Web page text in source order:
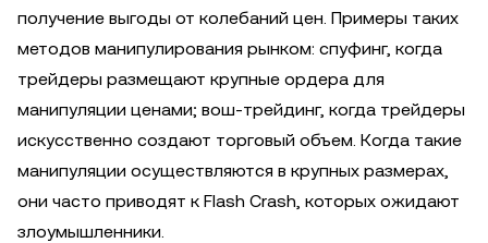
получение выгоды от колебаний цен. Примеры таких
методов манипулирования рынком: спуфинг, когда
трейдеры размещают крупные ордера для
манипуляции ценами; вош-трейдинг, когда трейдеры
искусственно создают торговый объем. Когда такие
манипуляции осуществляются в крупных размерах,
они часто приводят к Flash Crash, которых ожидают
злоумышленники.